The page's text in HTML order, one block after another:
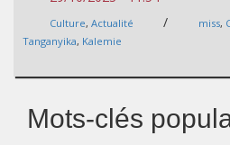
Culture, Actualité / miss,
Tanganyika, Kalemie
Mots-clés